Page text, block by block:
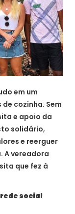
em um
cozinha. Sem
e apoio da
solidário,
e reerguer
A vereadora
que fez à
social